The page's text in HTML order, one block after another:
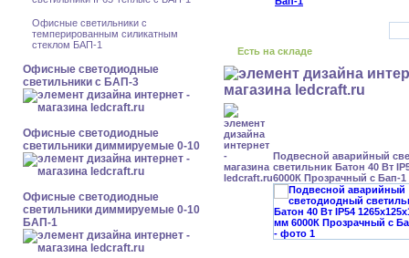
Офисные светильники с
темперированным силикатным
стеклом БАП-1
Офисные светодиодные
светильники с БАП-3
Офисные светодиодные
светильники диммируемые 0-10
Офисные светодиодные
светильники диммируемые 0-10
БАП-1
Есть на складе
Подвесной аварийный
светильник Батон 40 Вт
6000К Прозрачный с Бап-1